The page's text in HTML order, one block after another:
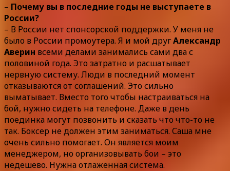
– Почему вы в последние годы не выступаете в
России?
– В России нет спонсорской поддержки. У меня не
было в России промоутера. Я и мой другАлександр
Аверин всеми делами занимались сами два с
половиной года. Это затратно и расшатывает
нервную систему. Люди в последний момент
отказываются от соглашений. Это сильно
выматывает. Вместо того чтобы настраиваться на
бой, нужно сидеть на телефоне. Даже в день
поединка могут позвонить и сказать что что-то не
так. Боксер не должен этим заниматься. Саша мне
очень сильно помогает. Он является моим
менеджером, но организовывать бои – это
недешево. Нужна отлаженная система.